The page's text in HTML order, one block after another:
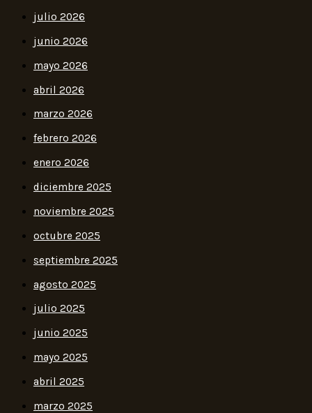
julio 2026
junio 2026
mayo 2026
abril 2026
marzo 2026
febrero 2026
enero 2026
diciembre 2025
noviembre 2025
octubre 2025
septiembre 2025
agosto 2025
julio 2025
junio 2025
mayo 2025
abril 2025
marzo 2025